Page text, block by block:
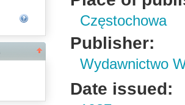
Częstochowa
Publisher:
Wydawnictwo
Date issued: